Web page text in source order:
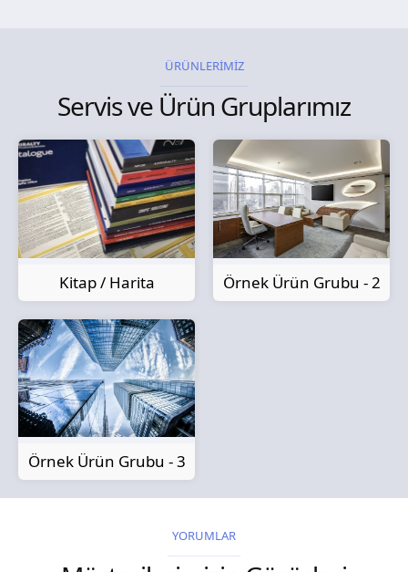
ÜRÜNLERİMİZ
Servis ve Ürün Gruplarımız
Kitap / Harita Örnek Ürün Grubu - 2
Örnek Ürün Grubu - 3
YORUMLAR